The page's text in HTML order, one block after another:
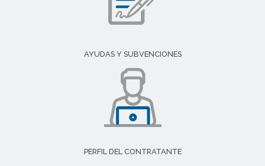
AYUDAS Y SUBVENCIONES
PERFIL DEL CONTRATANTE